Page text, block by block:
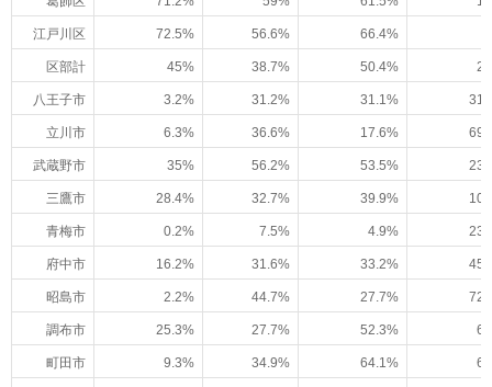
江戸川区 72.5% 56.6% 66.4%
区部計 45% 38.7% 50.4%
八王子市 3.2% 31.2% 31.1%
立川市 6.3% 36.6% 17.6%
武蔵野市 35% 56.2% 53.5%
三鷹市 28.4% 32.7% 39.9%
青梅市 0.2% 7.5% 4.9%
府中市 16.2% 31.6% 33.2%
昭島市 2.2% 44.7% 27.7%
調布市 25.3% 27.7% 52.3%
町田市 9.3% 34.9% 64.1%